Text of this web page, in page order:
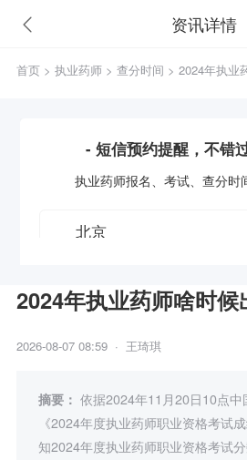
资讯详情
首页 > 执业药师 > 查分时间 > 2024年执业
- 短信预约提醒，不错
执业药师报名、考试、查分时
立即预约
2024年执业药师啥时候
2026-08-07 08:59 · 王琦琪
摘要： 依据2024年11月20日10点中
《2024年度执业药师职业资格考试
知2024年度执业药师职业资格考试